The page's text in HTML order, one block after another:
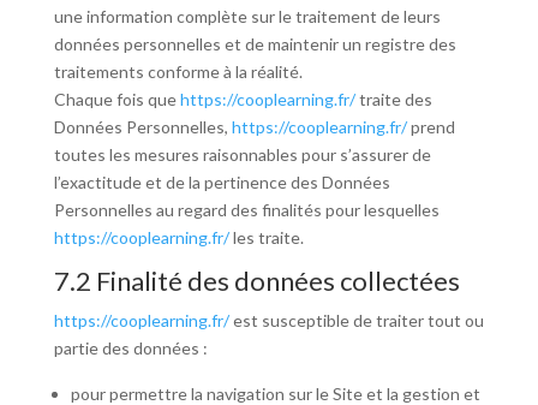
une information complète sur le traitement de leurs
données personnelles et de maintenir un registre des
traitements conforme à la réalité.
Chaque fois quehttps://cooplearning.fr/traite des
Données Personnelles, https://cooplearning.fr/prend
toutes les mesures raisonnables pour s’assurer de
l’exactitude et de la pertinence des Données
Personnelles au regard des finalités pour lesquelles
https://cooplearning.fr/les traite.
7.2 Finalité des données collectées
https://cooplearning.fr/est susceptible de traiter tout ou
partie des données :
pour permettre la navigation sur le Site et la gestion et